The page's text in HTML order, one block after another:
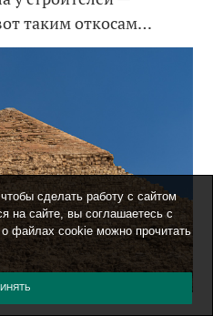
таким откосам…
сделать работу с сайтом
на сайте, вы соглашаетесь с
файлах cookie можно прочитать